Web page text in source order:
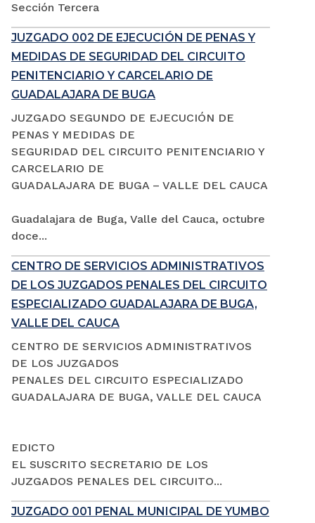
Sección Tercera
JUZGADO 002 DE EJECUCIÓN DE PENAS Y
MEDIDAS DE SEGURIDAD DEL CIRCUITO
PENITENCIARIO Y CARCELARIO DE
GUADALAJARA DE BUGA
JUZGADO SEGUNDO DE EJECUCIÓN DE
PENAS Y MEDIDAS DE
SEGURIDAD DEL CIRCUITO PENITENCIARIO Y
CARCELARIO DE
GUADALAJARA DE BUGA – VALLE DEL CAUCA
Guadalajara de Buga, Valle del Cauca, octubre
doce...
CENTRO DE SERVICIOS ADMINISTRATIVOS
DE LOS JUZGADOS PENALES DEL CIRCUITO
ESPECIALIZADO GUADALAJARA DE BUGA,
VALLE DEL CAUCA
CENTRO DE SERVICIOS ADMINISTRATIVOS
DE LOS JUZGADOS
PENALES DEL CIRCUITO ESPECIALIZADO
GUADALAJARA DE BUGA, VALLE DEL CAUCA
EDICTO
EL SUSCRITO SECRETARIO DE LOS
JUZGADOS PENALES DEL CIRCUITO...
JUZGADO 001 PENAL MUNICIPAL DE YUMBO